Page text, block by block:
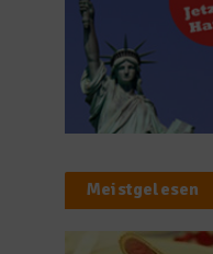
Meistgelesen